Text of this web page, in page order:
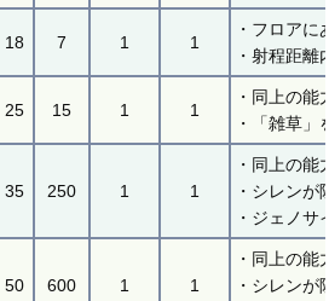
18 7 1 1
・フロアに
・射程距
25 15 1 1
・同上の能
・「雑草
35 250 1 1
・同上の能
・シレン
・ジェノ
50 600 1 1
・同上の能
・シレン